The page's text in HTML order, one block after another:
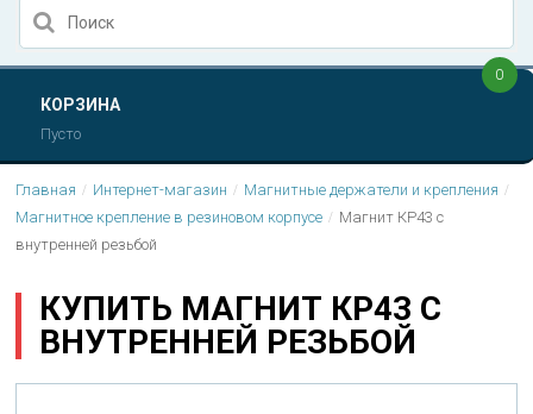
КОРЗИНА
Пусто
0
Главная Интернет-магазин
Магнитные держатели и крепления
Магнитное крепление в резиновом корпусе
Магнит КР43 с
внутренней резьбой
КУПИТЬ МАГНИТ КР43 С
ВНУТРЕННЕЙ РЕЗЬБОЙ